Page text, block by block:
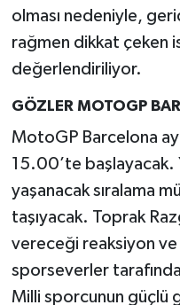
olması nedeniyle,
rağmen dikkat çeken
değerlendiriliyor.
GÖZLER MOTOGP
MotoGP Barcelona
15.00’te başlayacak.
yaşanacak sıralama
taşıyacak. Toprak
vereceği reaksiyon ve
sporseverler
Milli sporcunun güçlü